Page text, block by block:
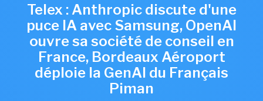
Telex : Anthropic discute d'une
puce IA avec Samsung, OpenAI
ouvre sa société de conseil en
France, Bordeaux Aéroport
déploie la GenAI du Français
Piman